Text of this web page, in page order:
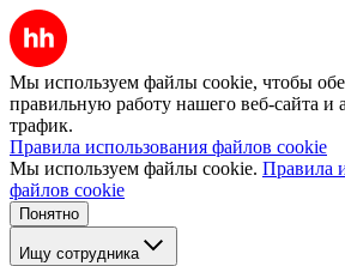
Мы используем файлы cookie, чтобы
правильную работу нашего веб-сайта и
трафик.
Правила использования файлов cookie
Мы используем файлы cookie. Правила
файлов cookie
Понятно
Ищу сотрудника